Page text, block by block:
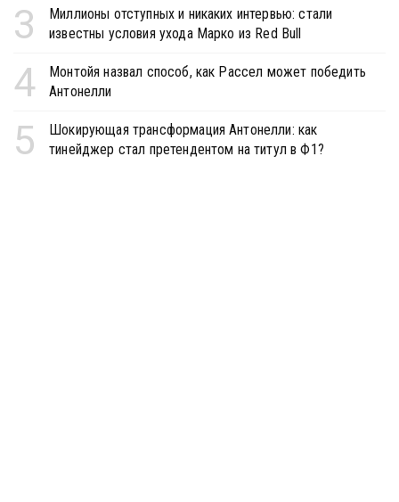
3
Миллионы отступных и никаких интервью: стали
известны условия ухода Марко из Red Bull
4
Монтойя назвал способ, как Рассел может победить
Антонелли
5
Шокирующая трансформация Антонелли: как
тинейджер стал претендентом на титул в Ф1?